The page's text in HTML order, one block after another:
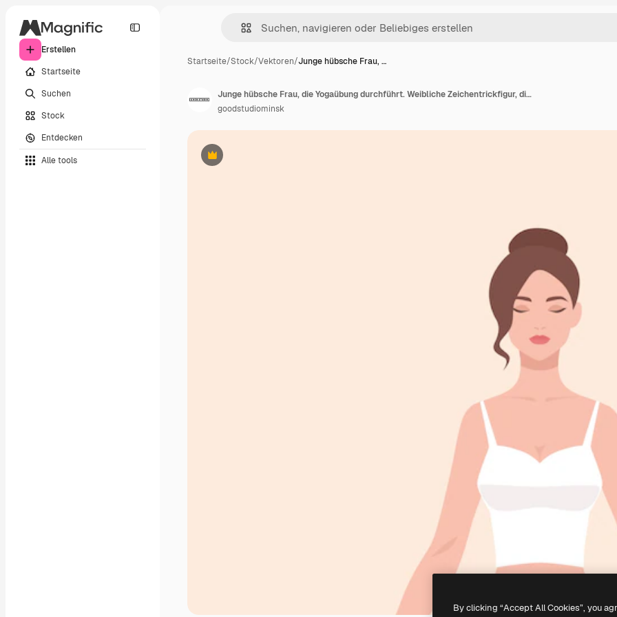
Erstellen
Startseite
Suchen
Stock
Entdecken
Alle tools
Startseite/Stock/Vektoren/Junge hübsche Frau, …
Premium
Junge hübsche Frau, die Yogaübung durchführt. Weibliche Zeichentrickfigur, die im Lotussitz sitzt und meditiert. Mädchen mit gekreuzten Beinen isoliert. Bunte flache Illustration.
goodstudiominsk
By clicking “Accept All Cookies”, you